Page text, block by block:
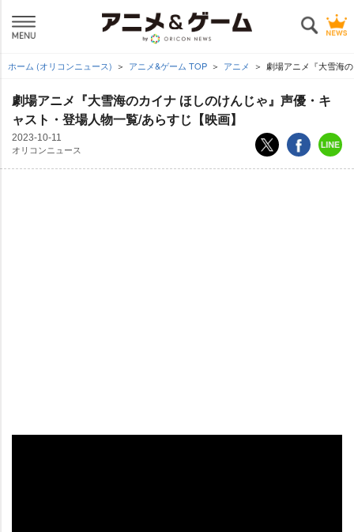
ホーム (オリコンニュース) アニメ&ゲーム TOP アニメ 劇場アニメ『大雪海
劇場アニメ『大雪海のカイナ ほしのけんじゃ』声優・キ
ャスト・登場人物一覧/あらすじ【映画】
2023-10-11
オリコンニュース